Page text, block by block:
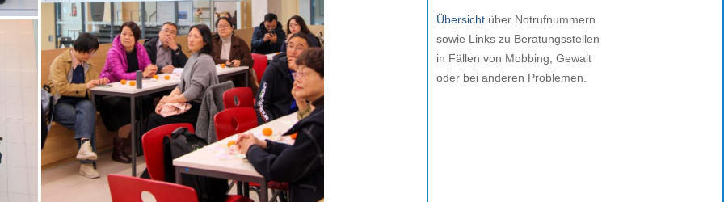
Übersicht über Notrufnummern
sowie Links zu Beratungsstellen
in Fällen von Mobbing, Gewalt
oder bei anderen Problemen.